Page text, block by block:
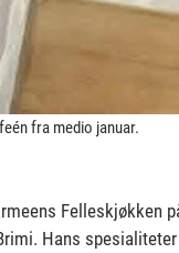
fra medio januar.
Felleskjøkken
Hans